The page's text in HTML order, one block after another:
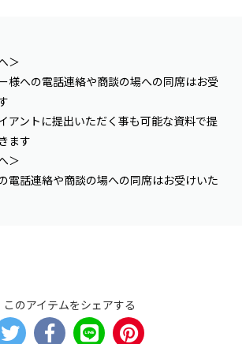
＞
様への電話連絡や商談の場への同席はお受
アントに提出いただく事も可能な資料で提
ます
＞
電話連絡や商談の場への同席はお受けいた
このアイテムをシェアする